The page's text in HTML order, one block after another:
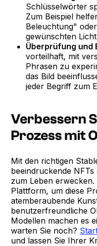
Schlüsselwörter
Zum Beispiel
Beleuchtung"
gewünschten
Überprüfung und
vorteilhaft, mit
Phrasen zu
das Bild
jeder Begriff zum
Verbessern
Prozess mit
Mit den richtigen
beeindruckende
zum Leben
Plattform, um diese
atemberaubende
benutzerfreundliche
Modellen machen es
warten Sie noch?
und lassen Sie Ihrer